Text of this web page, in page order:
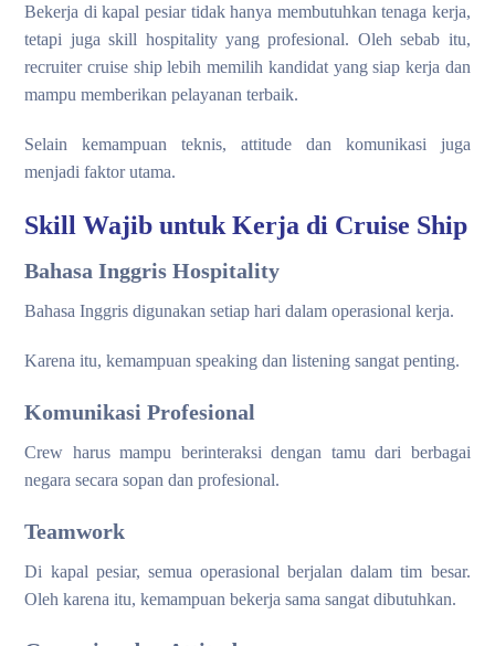
Bekerja di kapal pesiar tidak hanya membutuhkan tenaga kerja,
tetapi juga skill hospitality yang profesional. Oleh sebab itu,
recruiter cruise ship lebih memilih kandidat yang siap kerja dan
mampu memberikan pelayanan terbaik.
Selain kemampuan teknis, attitude dan komunikasi juga
menjadi faktor utama.
Skill Wajib untuk Kerja di Cruise Ship
Bahasa Inggris Hospitality
Bahasa Inggris digunakan setiap hari dalam operasional kerja.
Karena itu, kemampuan speaking dan listening sangat penting.
Komunikasi Profesional
Crew harus mampu berinteraksi dengan tamu dari berbagai
negara secara sopan dan profesional.
Teamwork
Di kapal pesiar, semua operasional berjalan dalam tim besar.
Oleh karena itu, kemampuan bekerja sama sangat dibutuhkan.